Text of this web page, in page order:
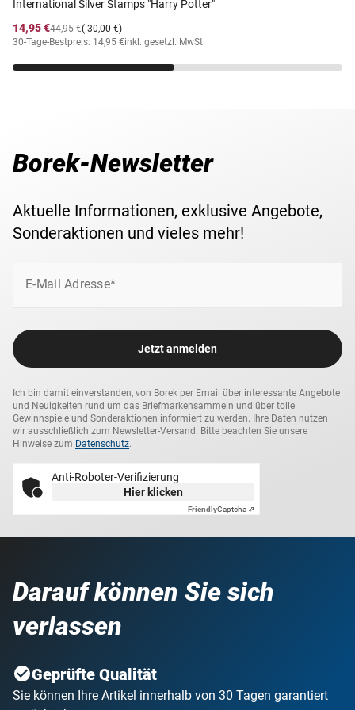
International Silver Stamps "Harry Potter"
14,95 €
(-30,00 €)
44,95 €
30-Tage-Bestpreis: 14,95 €inkl. gesetzl. MwSt.
Borek-Newsletter
Aktuelle Informationen, exklusive Angebote,
Sonderaktionen und vieles mehr!
E-Mail Adresse*
Jetzt anmelden
Ich bin damit einverstanden, von Borek per Email über interessante Angebote
und Neuigkeiten rund um das Briefmarkensammeln und über tolle
Gewinnspiele und Sonderaktionen informiert zu werden. Ihre Daten nutzen
wir ausschließlich zum Newsletter-Versand. Bitte beachten Sie unsere
Hinweise zum Datenschutz.
Anti-Roboter-Verifizierung
Hier klicken
FriendlyCaptcha ⇗
Darauf können Sie sich
verlassen
Geprüfte Qualität
Sie können Ihre Artikel innerhalb von 30 Tagen garantiert